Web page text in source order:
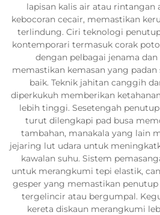
lapisan kalis air atau
kebocoran cecair, memastikan
terlindung. Ciri teknologi
kontemporari termasuk corak
dengan pelbagai jenama
memastikan kemasan yang
baik. Teknik jahitan canggih
diperkukuh memberikan
lebih tinggi. Sesetengah
turut dilengkapi pad busa
tambahan, manakala yang lain
jejaring lut udara untuk
kawalan suhu. Sistem
untuk merangkumi tepi elastik,
gesper yang memastikan
tergelincir atau bergumpal.
kereta diskaun merangkumi